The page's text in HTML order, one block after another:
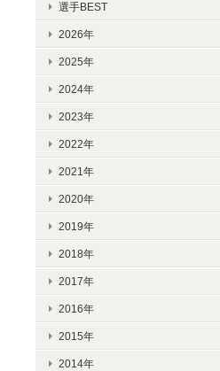
選手BEST
2026年
2025年
2024年
2023年
2022年
2021年
2020年
2019年
2018年
2017年
2016年
2015年
2014年